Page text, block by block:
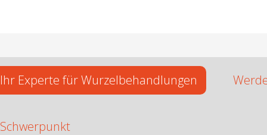
Ihr Experte für Wurzelbehandlungen
Schwerpunkt